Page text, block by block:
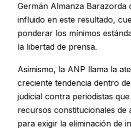
Germán Almanza Barazorda
influido en este resultado,
ponderar los mínimos
la libertad de prensa.
Asimismo, la ANP llama la
creciente tendencia dentro
judicial contra periodistas
recursos constitucionales de
para exigir la eliminación de